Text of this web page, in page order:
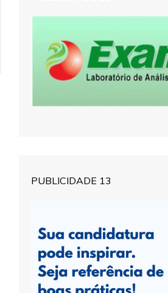
PUBLICIDADE 13